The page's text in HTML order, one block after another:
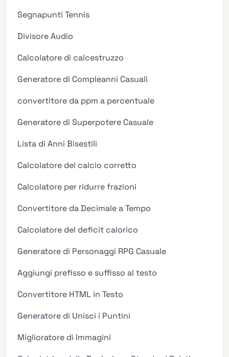
Segnapunti Tennis
Divisore Audio
Calcolatore di calcestruzzo
Generatore di Compleanni Casuali
convertitore da ppm a percentuale
Generatore di Superpotere Casuale
Lista di Anni Bisestili
Calcolatore del calcio corretto
Calcolatore per ridurre frazioni
Convertitore da Decimale a Tempo
Calcolatore del deficit calorico
Generatore di Personaggi RPG Casuale
Aggiungi prefisso e suffisso al testo
Convertitore HTML in Testo
Generatore di Unisci i Puntini
Miglioratore di Immagini